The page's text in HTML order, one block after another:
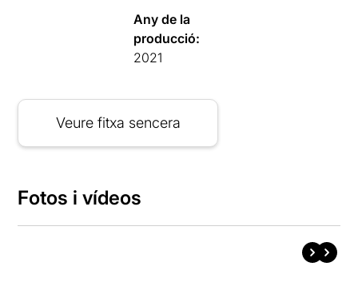
Any de la
producció:
2021
Veure fitxa sencera
Fotos i vídeos